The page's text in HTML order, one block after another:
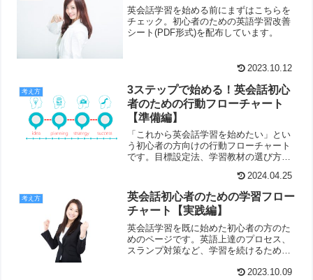
英会話学習を始める前にまずはこちらを
チェック。初心者のための英語学習改善
シート(PDF形式)を配布しています。
2023.10.12
考え方
3ステップで始める！英会話初心
者のための行動フローチャート
【準備編】
「これから英会話学習を始めたい」とい
う初心者の方向けの行動フローチャート
です。目標設定法、学習教材の選び方、
2024.04.25
考え方
英会話初心者のための学習フロー
チャート【実践編】
英会話学習を既に始めた初心者の方のた
めのページです。英語上達のプロセス、
スランプ対策など、学習を続けるための
で挫折しないためにこちらをチェック！
2023.10.09